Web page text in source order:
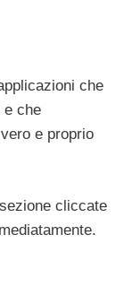
che
e che
e proprio
cliccate